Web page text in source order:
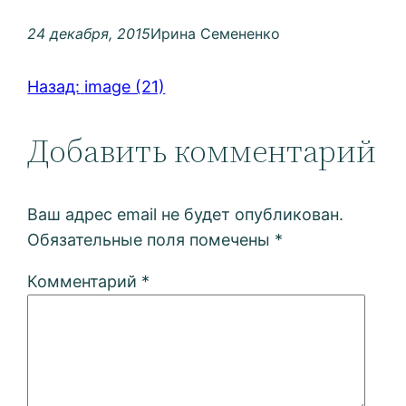
24 декабря, 2015Ирина Семененко
Назад: image (21)
Добавить комментарий
Ваш адрес email не будет опубликован.
Обязательные поля помечены *
Комментарий *